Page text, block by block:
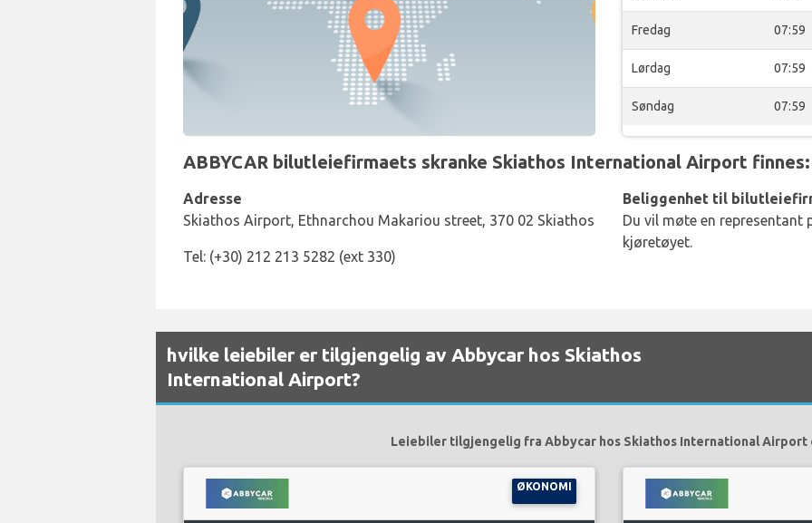
Fredag 07:59
Lørdag 07:59
Søndag 07:59
ABBYCAR bilutleiefirmaets skranke Skiathos International Airport finnes:
Adresse
Skiathos Airport, Ethnarchou Makariou street, 370 02 Skiathos
Tel: (+30) 212 213 5282 (ext 330)
Beliggenhet til
Du vil møte en
kjøretøyet.
hvilke leiebiler er tilgjengelig av Abbycar hos Skiathos
International Airport?
Leiebiler tilgjengelig fra Abbycar hos Skiathos International Airport
ØKONOMI